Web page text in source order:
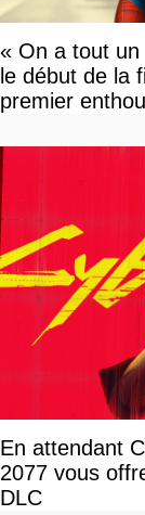
« On a tout
le début de la
premier
En attendant
2077 vous
DLC